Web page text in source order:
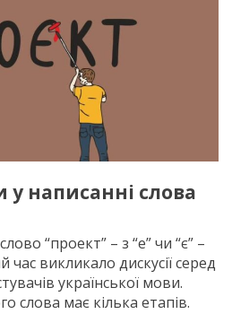
у написанні слова
“проект” – з “е” чи “є” –
викликало дискусії серед
української мови.
слова має кілька етапів.